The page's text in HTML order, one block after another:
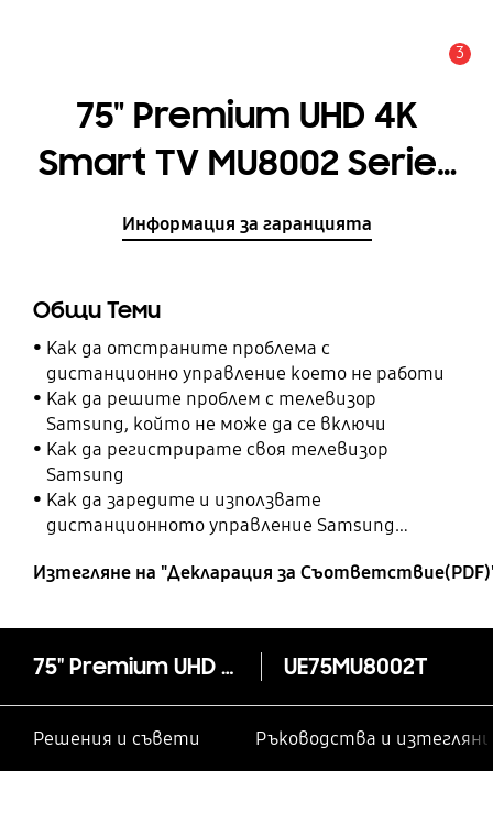
3
75" Premium UHD 4K
Smart TV MU8002 Series
8
Информация за гаранцията
Общи Теми
Как да отстраните проблема с
дистанционно управление което не работи
Как да решите проблем с телевизор
Samsung, който не може да се включи
Как да регистрирате своя телевизор
Samsung
Как да заредите и използвате
дистанционното управление Samsung
Изтегляне на "Декларация за
75" Premium UHD 4K Smart TV MU8002 Series 8 UE75MU8002T
Решения и съвети Ръководства и